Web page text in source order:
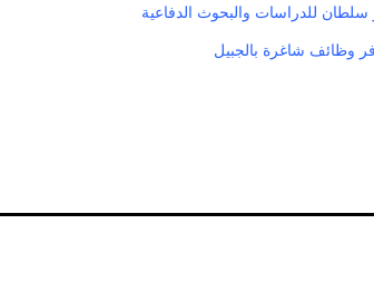
سلطان للدراسات والبحوث الدفاعية
وظائف شاغرة بالجبيل